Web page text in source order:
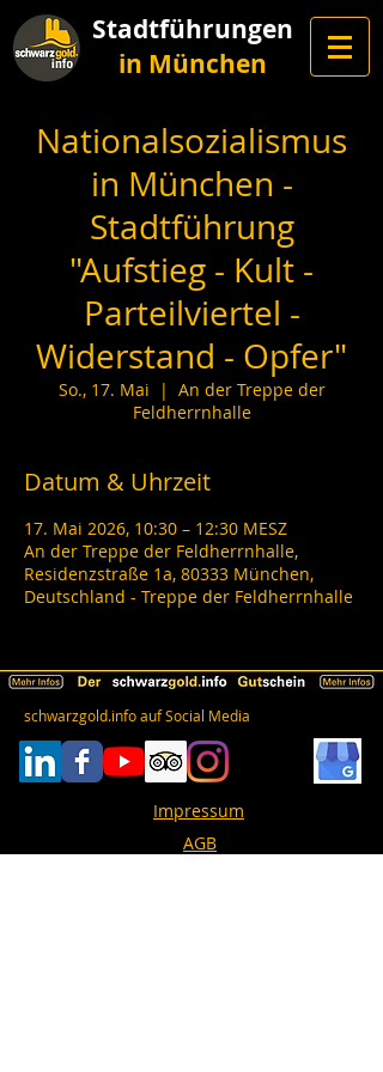
Stadtführungen
in München
Nationalsozialismus
in München -
Stadtführung
"Aufstieg - Kult -
Parteilviertel -
Widerstand - Opfer"
So., 17. Mai
  |
An der Treppe der
Feldherrnhalle
Datum & Uhrzeit
17. Mai 2026, 10:30 – 12:30 MESZ
An der Treppe der Feldherrnhalle,
Residenzstraße 1a, 80333 München,
Deutschland - Treppe der Feldherrnhalle
schwarzgold.info auf Social Media
Impressum
AGB